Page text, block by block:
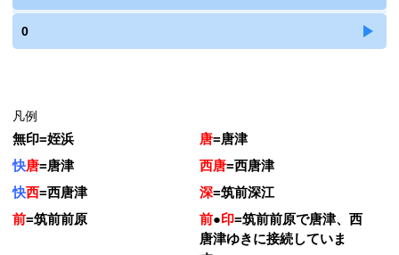
0
凡例
無印=姪浜 唐=唐津
快唐=唐津 西唐=西唐津
快西=西唐津 深=筑前深江
前=筑前前原 前●印=筑前前原で唐津、西
唐津ゆきに接続していま